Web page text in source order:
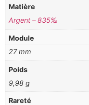
Matière
Argent – 835‰
Module
27 mm
Poids
9,98 g
Rareté